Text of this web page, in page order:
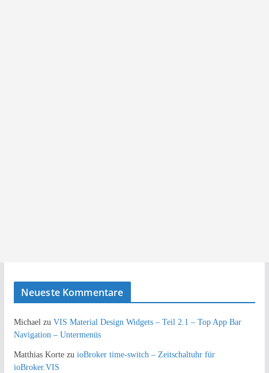
Neueste Kommentare
Michaelzu VIS Material Design Widgets – Teil 2.1 – Top App Bar
Navigation – Untermenüs
Matthias Kortezu ioBroker time-switch – Zeitschaltuhr für
ioBroker.VIS